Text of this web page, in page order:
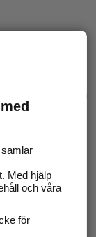
Med hjälp
och våra
för